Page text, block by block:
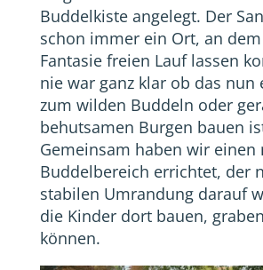
Buddelkiste angelegt. Der
schon immer ein Ort, an
Fantasie freien Lauf lassen
nie war ganz klar ob das nun
zum wilden Buddeln oder
behutsamen Burgen bauen
Gemeinsam haben wir einen
Buddelbereich errichtet, der
stabilen Umrandung darauf
die Kinder dort bauen,
können.